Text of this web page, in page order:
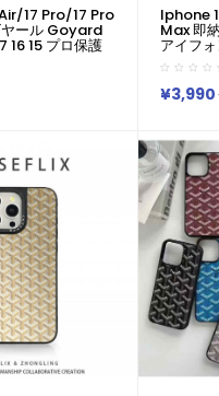
17 Pro/17 Pro
ール Goyard
16 15 プロ保護
ル風カラーブロ
ンズケース
ン 17 Air 16 15
フォーン13 14
ホケース
15 ケース
Iphone
Max 即
アイフ
ケース
ーシェ
ラップ
ン 17 Air
ゴヤー
17e 16
ランド
¥3,990